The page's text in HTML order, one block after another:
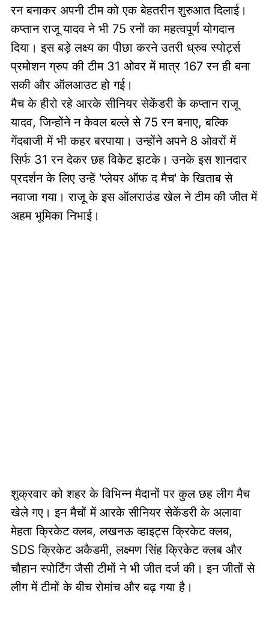
रन बनाकर अपनी टीम को एक बेहतरीन शुरुआत दिलाई।
कप्तान राजू यादव ने भी 75 रनों का महत्वपूर्ण योगदान
दिया। इस बड़े लक्ष्य का पीछा करने उतरी ध्रुव स्पोर्ट्स
प्रमोशन ग्रुप की टीम 31 ओवर में मात्र 167 रन ही बना
सकी और ऑलआउट हो गई।
मैच के हीरो रहे आरके सीनियर सेकेंडरी के कप्तान राजू
यादव, जिन्होंने न केवल बल्ले से 75 रन बनाए, बल्कि
गेंदबाजी में भी कहर बरपाया। उन्होंने अपने 8 ओवरों में
सिर्फ 31 रन देकर छह विकेट झटके। उनके इस शानदार
प्रदर्शन के लिए उन्हें 'प्लेयर ऑफ द मैच' के खिताब से
नवाजा गया। राजू के इस ऑलराउंड खेल ने टीम की जीत में
अहम भूमिका निभाई।
शुक्रवार को शहर के विभिन्न मैदानों पर कुल छह लीग मैच
खेले गए। इन मैचों में आरके सीनियर सेकेंडरी के अलावा
मेहता क्रिकेट क्लब, लखनऊ व्हाइट्स क्रिकेट क्लब,
SDS क्रिकेट अकैडमी, लक्ष्मण सिंह क्रिकेट क्लब और
चौहान स्पोर्टिंग जैसी टीमों ने भी जीत दर्ज की। इन जीतों से
लीग में टीमों के बीच रोमांच और बढ़ गया है।